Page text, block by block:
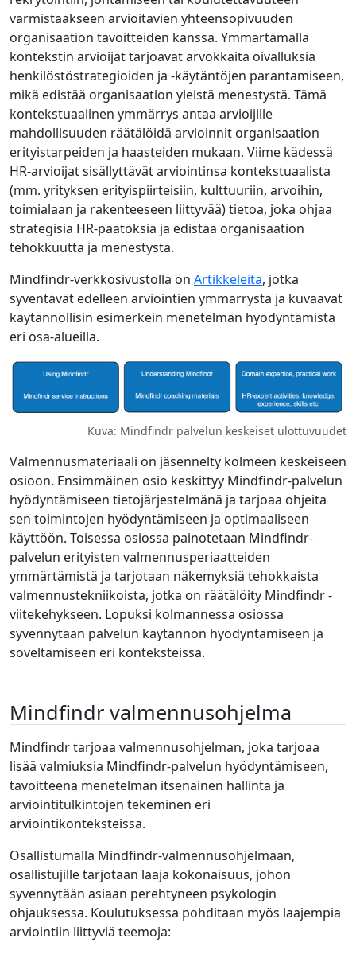
varmistaakseen arvioitavien yhteensopivuuden
organisaation tavoitteiden kanssa. Ymmärtämällä
kontekstin arvioijat tarjoavat arvokkaita oivalluksia
henkilöstöstrategioiden ja -käytäntöjen parantamiseen,
mikä edistää organisaation yleistä menestystä. Tämä
kontekstuaalinen ymmärrys antaa arvioijille
mahdollisuuden räätälöidä arvioinnit organisaation
erityistarpeiden ja haasteiden mukaan. Viime kädessä
HR-arvioijat sisällyttävät arviointinsa kontekstuaalista
(mm. yrityksen erityispiirteisiin, kulttuuriin, arvoihin,
toimialaan ja rakenteeseen liittyvää) tietoa, joka ohjaa
strategisia HR-päätöksiä ja edistää organisaation
tehokkuutta ja menestystä.
Mindfindr-verkkosivustolla on Artikkeleita, jotka
syventävät edelleen arviointien ymmärrystä ja kuvaavat
käytännöllisin esimerkein menetelmän hyödyntämistä
eri osa-alueilla.
Kuva: Mindfindr palvelun keskeiset ulottuvuudet
Valmennusmateriaali on jäsennelty kolmeen keskeiseen
osioon. Ensimmäinen osio keskittyy Mindfindr-palvelun
hyödyntämiseen tietojärjestelmänä ja tarjoaa ohjeita
sen toimintojen hyödyntämiseen ja optimaaliseen
käyttöön. Toisessa osiossa painotetaan Mindfindr-
palvelun erityisten valmennusperiaatteiden
ymmärtämistä ja tarjotaan näkemyksiä tehokkaista
valmennustekniikoista, jotka on räätälöity Mindfindr -
viitekehykseen. Lopuksi kolmannessa osiossa
syvennytään palvelun käytännön hyödyntämiseen ja
soveltamiseen eri konteksteissa.
Mindfindr valmennusohjelma
Mindfindr tarjoaa valmennusohjelman, joka tarjoaa
lisää valmiuksia Mindfindr-palvelun hyödyntämiseen,
tavoitteena menetelmän itsenäinen hallinta ja
arviointitulkintojen tekeminen eri
arviointikonteksteissa.
Osallistumalla Mindfindr-valmennusohjelmaan,
osallistujille tarjotaan laaja kokonaisuus, johon
syvennytään asiaan perehtyneen psykologin
ohjauksessa. Koulutuksessa pohditaan myös laajempia
arviointiin liittyviä teemoja: